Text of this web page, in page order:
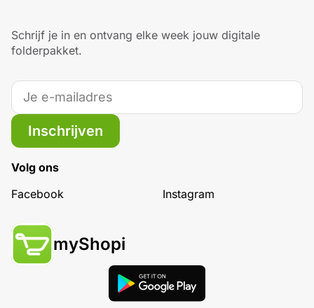
Schrijf je in en ontvang elke week jouw digitale
folderpakket.
Inschrijven
Volg ons
Facebook
Instagram
myShopi